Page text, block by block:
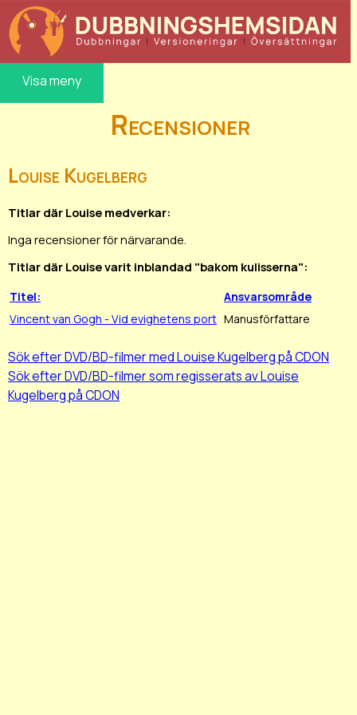
Visa meny
Recensioner
Louise Kugelberg
Titlar där Louise medverkar:
Inga recensioner för närvarande.
Titlar där Louise varit inblandad "bakom kulisserna":
Titel:
Ansvarsområde
Vincent van Gogh - Vid evighetens port Manusförfattare
Sök efter DVD/BD-filmer med Louise Kugelberg på CDON
Sök efter DVD/BD-filmer som regisserats av Louise
Kugelberg på CDON